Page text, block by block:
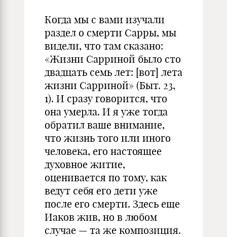
Когда мы с вами изучали
раздел о смерти Сарры, мы
видели, что там сказано:
«Жизни Сарриной было сто
двадцать семь лет: [вот] лета
жизни Сарриной» (Быт. 23,
1). И сразу говорится, что
она умерла. И я уже тогда
обратил ваше внимание,
что жизнь того или иного
человека, его настоящее
духовное житие,
оценивается по тому, как
ведут себя его дети уже
после его смерти. Здесь еще
Иаков жив, но в любом
случае — та же композиция.